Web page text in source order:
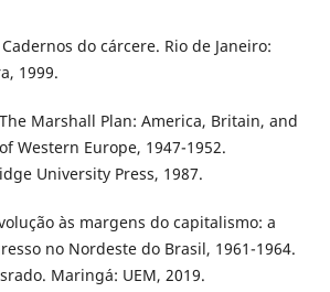
do cárcere. Rio de Janeiro:
1999.
Marshall Plan: America, Britain, and
Western Europe, 1947-1952.
University Press, 1987.
às margens do capitalismo: a
no Nordeste do Brasil, 1961-1964.
Maringá: UEM, 2019.